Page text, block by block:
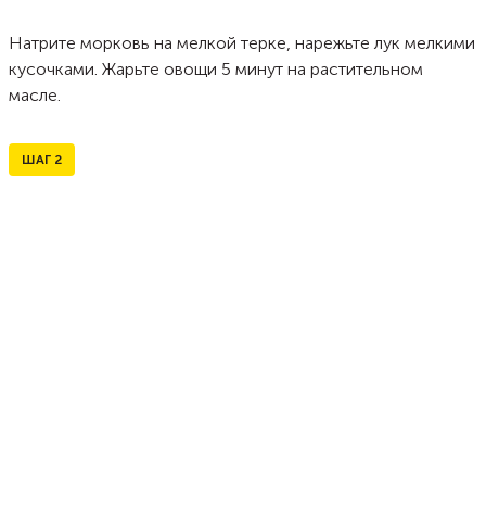
Натрите морковь на мелкой терке, нарежьте лук мелкими
кусочками. Жарьте овощи 5 минут на растительном
масле.
ШАГ 2